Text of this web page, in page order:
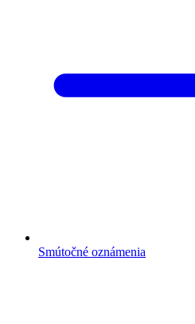
Smútočné oznámenia